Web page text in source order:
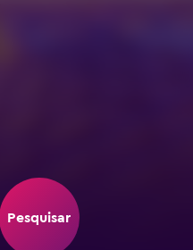
Pesquisar